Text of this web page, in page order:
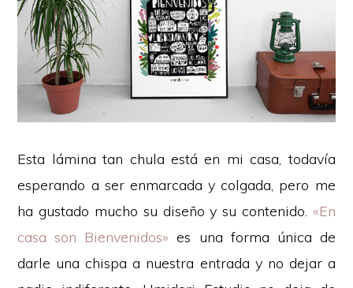
Esta lámina tan chula está en mi casa, todavía
esperando a ser enmarcada y colgada, pero me
ha gustado mucho su diseño y su contenido. «En
casa son Bienvenidos» es una forma única de
darle una chispa a nuestra entrada y no dejar a
Copyright © 2026 · Mónica Lemos - Objetivo tutti frutti
SOBRE MI ENLACES DE AFILIACIÓN COOKIES CONTACTA